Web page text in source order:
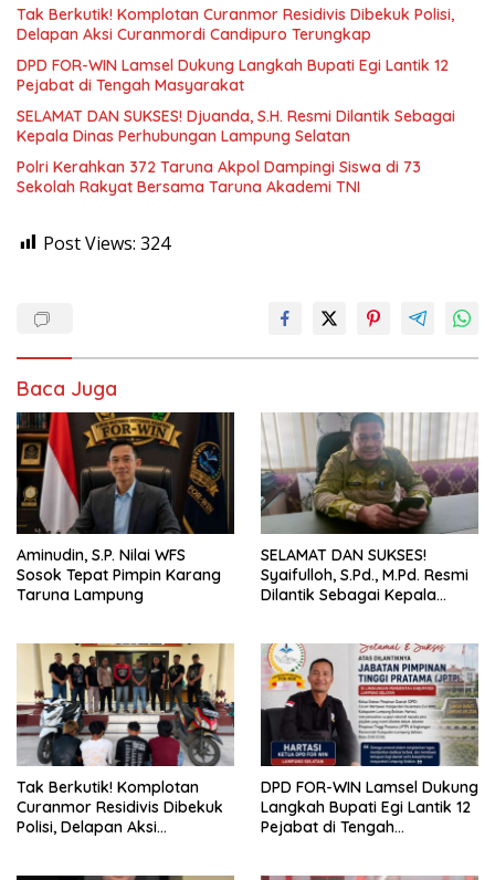
Tak Berkutik! Komplotan Curanmor Residivis Dibekuk Polisi,
Delapan Aksi Curanmordi Candipuro Terungkap
DPD FOR-WIN Lamsel Dukung Langkah Bupati Egi Lantik 12
Pejabat di Tengah Masyarakat
SELAMAT DAN SUKSES! Djuanda, S.H. Resmi Dilantik Sebagai
Kepala Dinas Perhubungan Lampung Selatan
Polri Kerahkan 372 Taruna Akpol Dampingi Siswa di 73
Sekolah Rakyat Bersama Taruna Akademi TNI
Post Views: 324
Baca Juga
Aminudin, S.P. Nilai WFS
Sosok Tepat Pimpin Karang
Taruna Lampung
SELAMAT DAN SUKSES!
Syaifulloh, S.Pd., M.Pd. Resmi
Dilantik Sebagai Kepala
Tak Berkutik! Komplotan
Curanmor Residivis Dibekuk
Polisi, Delapan Aksi
DPD FOR-WIN Lamsel Dukung
Langkah Bupati Egi Lantik 12
Pejabat di Tengah